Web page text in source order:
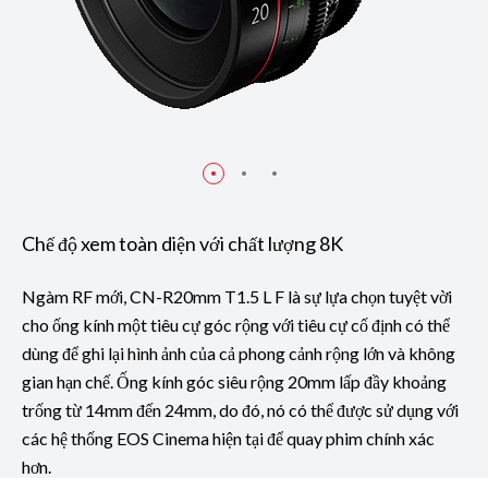
Chế độ xem toàn diện với chất lượng 8K
Ngàm RF mới, CN-R20mm T1.5 L F là sự lựa chọn tuyệt vời
cho ống kính một tiêu cự góc rộng với tiêu cự cố định có thể
dùng để ghi lại hình ảnh của cả phong cảnh rộng lớn và không
gian hạn chế. Ống kính góc siêu rộng 20mm lấp đầy khoảng
trống từ 14mm đến 24mm, do đó, nó có thể được sử dụng với
các hệ thống EOS Cinema hiện tại để quay phim chính xác
hơn.